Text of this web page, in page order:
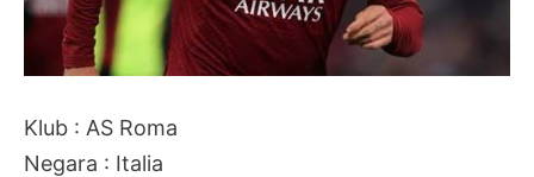
Klub : AS Roma
Negara : Italia